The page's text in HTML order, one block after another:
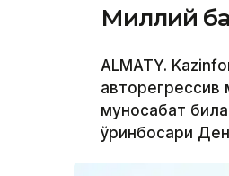
Миллий
ALMATY.
муносабат
ўринбосари